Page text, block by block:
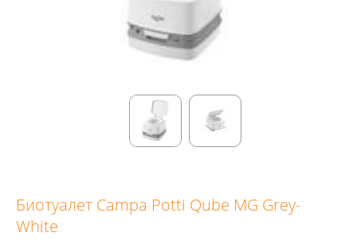
Биотуалет Campa Potti Qube MG Grey-
White